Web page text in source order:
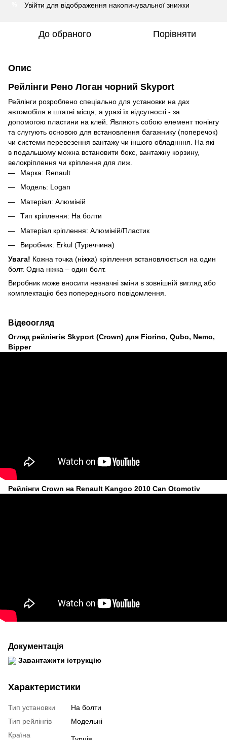
Увійти для відображення накопичувальної знижки
До обраного Порівняти
Опис
Рейлінги Рено Логан чорний Skyport
Рейлінги розроблено спеціально для установки на дах
автомобіля в штатні місця, а уразі їх відсутності - за
допомогою пластини на клей. Являють собою елемент тюнінгу
та слугують основою для встановлення багажнику (поперечок)
чи системи перевезення вантажу чи іншого обладнння. На які
в подальшому можна встановити бокс, вантажну корзину,
велокріплення чи кріплення для лиж.
Марка: Renault
Модель: Logan
Матеріал: Алюміній
Тип кріплення: На болти
Матеріал кріплення: Алюміній/Пластик
Виробник: Erkul (Туреччина)
Увага! Кожна точка (ніжка) кріплення встановлюється на один
болт. Одна ніжка – один болт.
Виробник може вносити незначні зміни в зовнішній вигляд або
комплектацію без попереднього повідомлення.
Відеоогляд
Огляд рейлінгів Skyport (Crown) для Fiorino, Qubo, Nemo,
Bipper
Рейлінги Crown на Renault Kangoo 2010 Can Otomotiv
Документація
Завантажити іструкцію
Характеристики
Тип установки
На болти
Тип рейлінгів
Модельні
Країна